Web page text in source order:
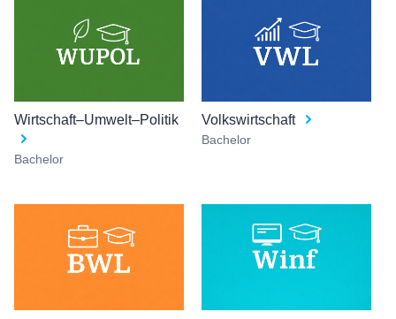
Wirtschaft–Umwelt–Politik
Bachelor
Volkswirtschaft
Bachelor